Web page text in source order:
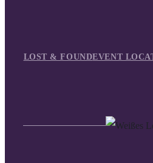
LOST & FOUNDEVENT